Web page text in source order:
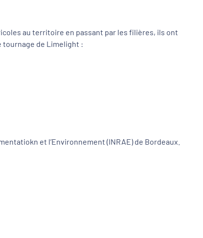
au territoire en passant par les filières, ils ont
tournage de Limelight :
et l’Environnement (INRAE) de Bordeaux.